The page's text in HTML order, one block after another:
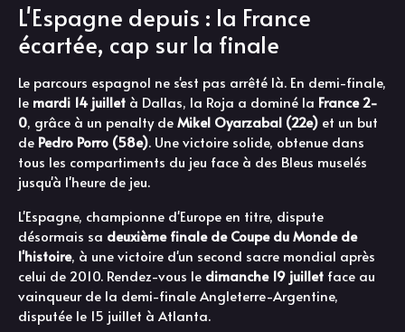
L'Espagne depuis : la France
écartée, cap sur la finale
Le parcours espagnol ne s'est pas arrêté là. En demi-finale,
le mardi 14 juillet à Dallas, la Roja a dominé la France2-
0, grâce à un penalty deMikel Oyarzabal (22e) et un but
de Pedro Porro (58e). Une victoire solide, obtenue dans
tous les compartiments du jeu face à des Bleus muselés
jusqu'à l'heure de jeu.
L'Espagne, championne d'Europe en titre, dispute
désormais sa deuxième finale de Coupe du Monde de
l'histoire, à une victoire d'un second sacre mondial après
celui de 2010. Rendez-vous le dimanche 19 juillet face au
vainqueur de la demi-finale Angleterre-Argentine,
disputée le 15 juillet à Atlanta.